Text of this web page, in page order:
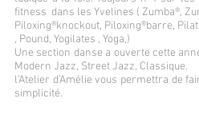
fitness dans les Yvelines ( Zumba®,
Piloxing®knockout, Piloxing®barre,
, Pound, Yogilates , Yoga,)
Une section danse a ouverte cette
Modern Jazz, Street Jazz, Classique.
l’Atelier d’Amélie vous permettra de
simplicité.